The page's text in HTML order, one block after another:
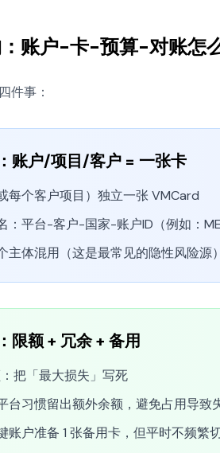
账户-卡-预算-对账怎
件事：
账户/项目/客户 = 一张卡
每个客户项目）独立一张 VMCard
：平台-客户-国家-账户ID（例如：
主体混用（这是最常见的隐性风险源）
限额 + 冗余 + 备用
把「最大损失」写死
台习惯留出额外余额，避免占用导致
账户准备 1 张备用卡，但平时不频繁